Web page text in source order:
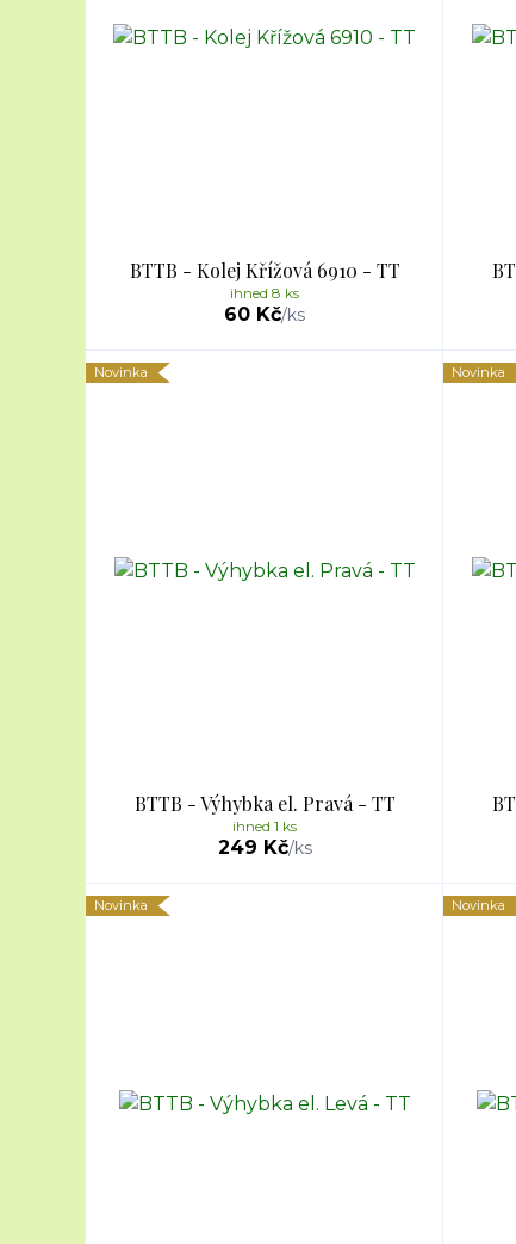
BTTB - Kolej Křížová 6910 - TT
60 Kč/ks
ihned 8 ks
Novinka
BTTB - Výhybka el. Pravá - TT
249 Kč/ks
ihned 1 ks
Novinka
Novinka Novinka